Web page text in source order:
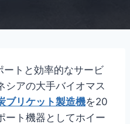
トと効率的なサービ
シアの大手バイオマス
ブリケット製造機を20
ート機器としてホイー